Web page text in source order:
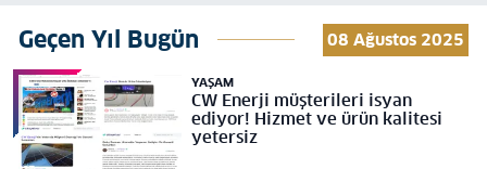
Geçen Yıl Bugün 08 Ağustos 2025
YAŞAM
CW Enerji müşterileri isyan
ediyor! Hizmet ve ürün kalitesi
yetersiz